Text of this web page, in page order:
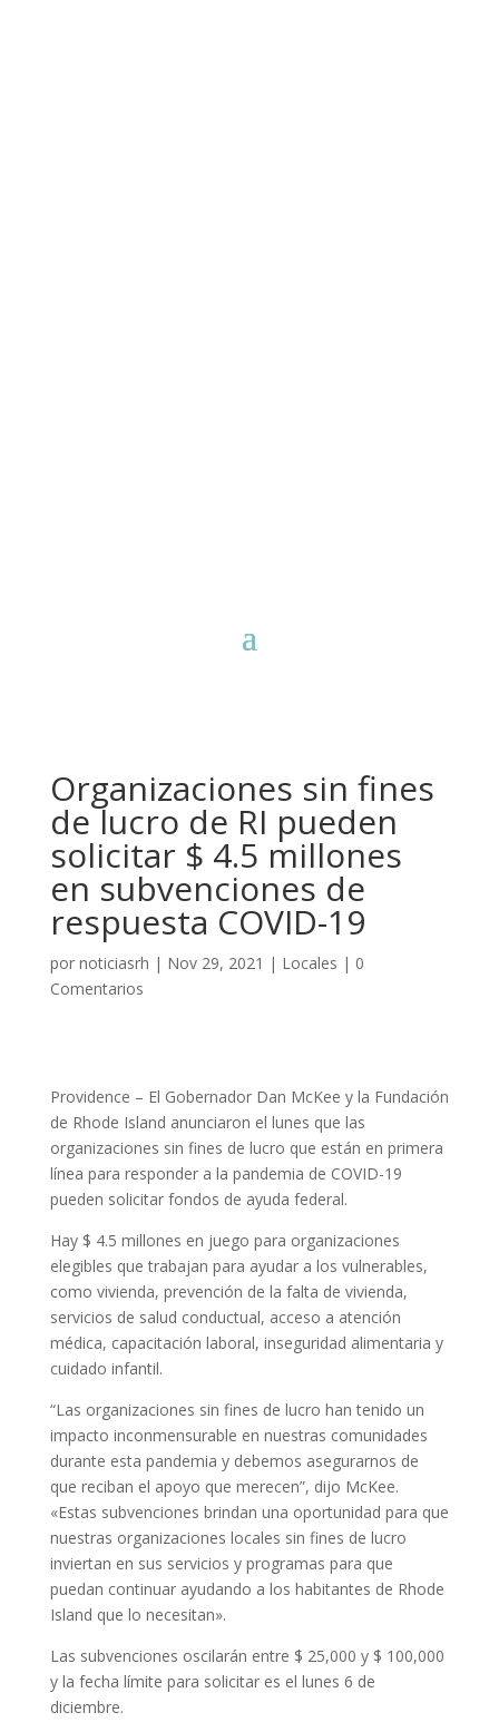
Organizaciones sin fines
de lucro de RI pueden
solicitar $ 4.5 millones
en subvenciones de
respuesta COVID-19
por noticiasrh | Nov 29, 2021 | Locales | 0
Comentarios
Providence – El Gobernador Dan McKee y la Fundación
de Rhode Island anunciaron el lunes que las
organizaciones sin fines de lucro que están en primera
línea para responder a la pandemia de COVID-19
pueden solicitar fondos de ayuda federal.
Hay $ 4.5 millones en juego para organizaciones
elegibles que trabajan para ayudar a los vulnerables,
como vivienda, prevención de la falta de vivienda,
servicios de salud conductual, acceso a atención
médica, capacitación laboral, inseguridad alimentaria y
cuidado infantil.
“Las organizaciones sin fines de lucro han tenido un
impacto inconmensurable en nuestras comunidades
durante esta pandemia y debemos asegurarnos de
que reciban el apoyo que merecen”, dijo McKee.
«Estas subvenciones brindan una oportunidad para que
nuestras organizaciones locales sin fines de lucro
inviertan en sus servicios y programas para que
puedan continuar ayudando a los habitantes de Rhode
Island que lo necesitan».
Las subvenciones oscilarán entre $ 25,000 y $ 100,000
y la fecha límite para solicitar es el lunes 6 de
diciembre.